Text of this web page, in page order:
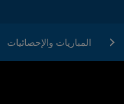
المباريات والإحصائيات